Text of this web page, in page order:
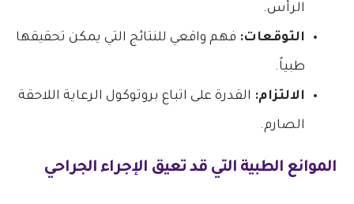
الرأس.
التوقعات: فهم واقعي للنتائج التي يمكن تحقيقها
طبياً.
الالتزام: القدرة على اتباع بروتوكول الرعاية اللاحقة
الصارم.
الموانع الطبية التي قد تعيق الإجراء الجراحي